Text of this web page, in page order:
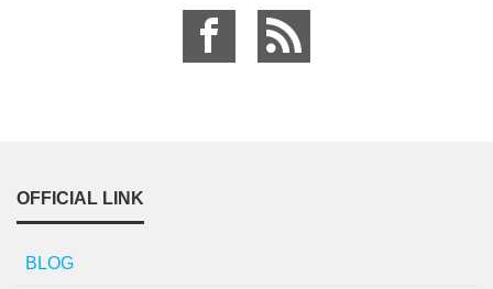
OFFICIAL LINK
BLOG